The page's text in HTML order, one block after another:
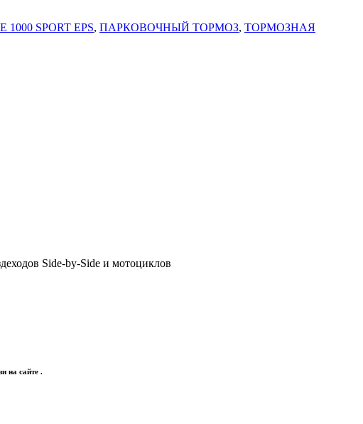
1000 SPORT EPS, ПАРКОВОЧНЫЙ ТОРМОЗ, ТОРМОЗНАЯ
Side-by-Side и мотоциклов
на сайте .